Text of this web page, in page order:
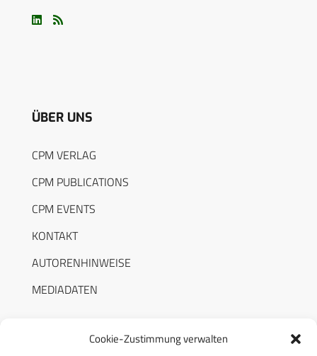
Cookie-Zustimmung verwalten
ÜBER UNS
CPM VERLAG
CPM PUBLICATIONS
CPM EVENTS
KONTAKT
AUTORENHINWEISE
MEDIADATEN